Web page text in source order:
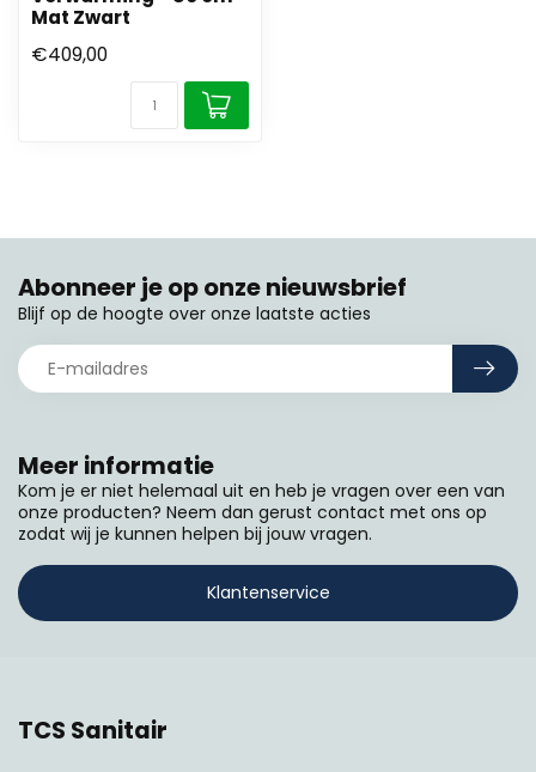
Mat Zwart
€409,00
Meer informatie
Kom je er niet helemaal uit en heb je vragen over een van
onze producten? Neem dan gerust contact met ons op
zodat wij je kunnen helpen bij jouw vragen.
Klantenservice
Abonneer je op onze nieuwsbrief
Blijf op de hoogte over onze laatste acties
TCS Sanitair